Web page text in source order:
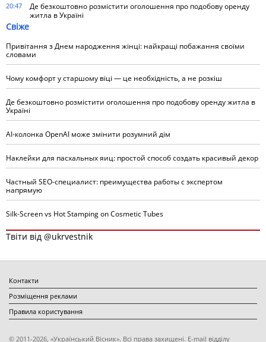
20:47
Де безкоштовно розмістити оголошення про подобову оренду
житла в Україні
Свіже
Привітання з Днем народження жінці: найкращі побажання своїми
словами
Чому комфорт у старшому віці — це необхідність, а не розкіш
Де безкоштовно розмістити оголошення про подобову оренду житла в
Україні
AI-колонка OpenAI може змінити розумний дім
Наклейки для пасхальных яиц: простой способ создать красивый декор
Частный SEO-специалист: преимущества работы с экспертом
напрямую
Silk-Screen vs Hot Stamping on Cosmetic Tubes
Твіти від @ukrvestnik
Контакти
Розміщення реклами
Правила користування
© 2011-2026, «Український Вісник». Всі права захищені. E-mail відділу